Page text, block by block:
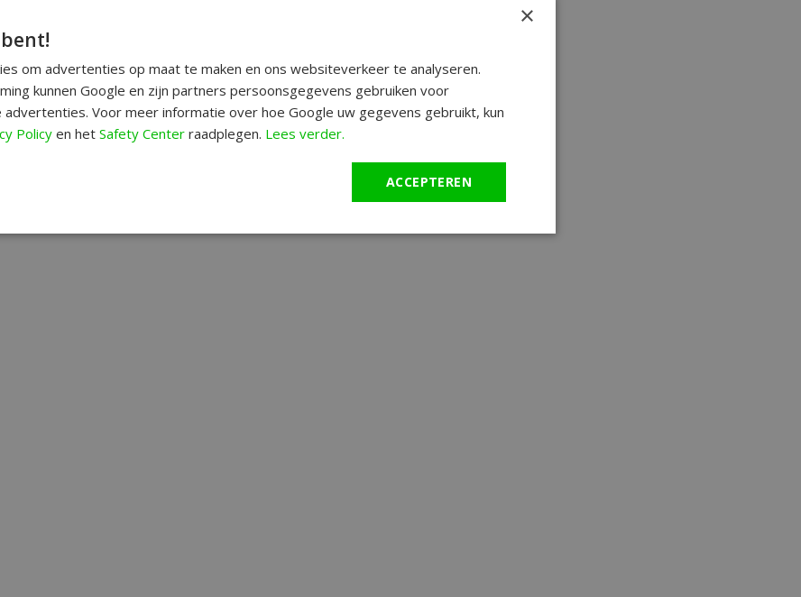
×
om advertenties op maat te maken en ons websiteverkeer te analyseren.
kunnen Google en zijn partners persoonsgegevens gebruiken voor
Voor meer informatie over hoe Google uw gegevens gebruikt, kun
Policy en het Safety Center raadplegen. Lees verder.
ACCEPTEREN